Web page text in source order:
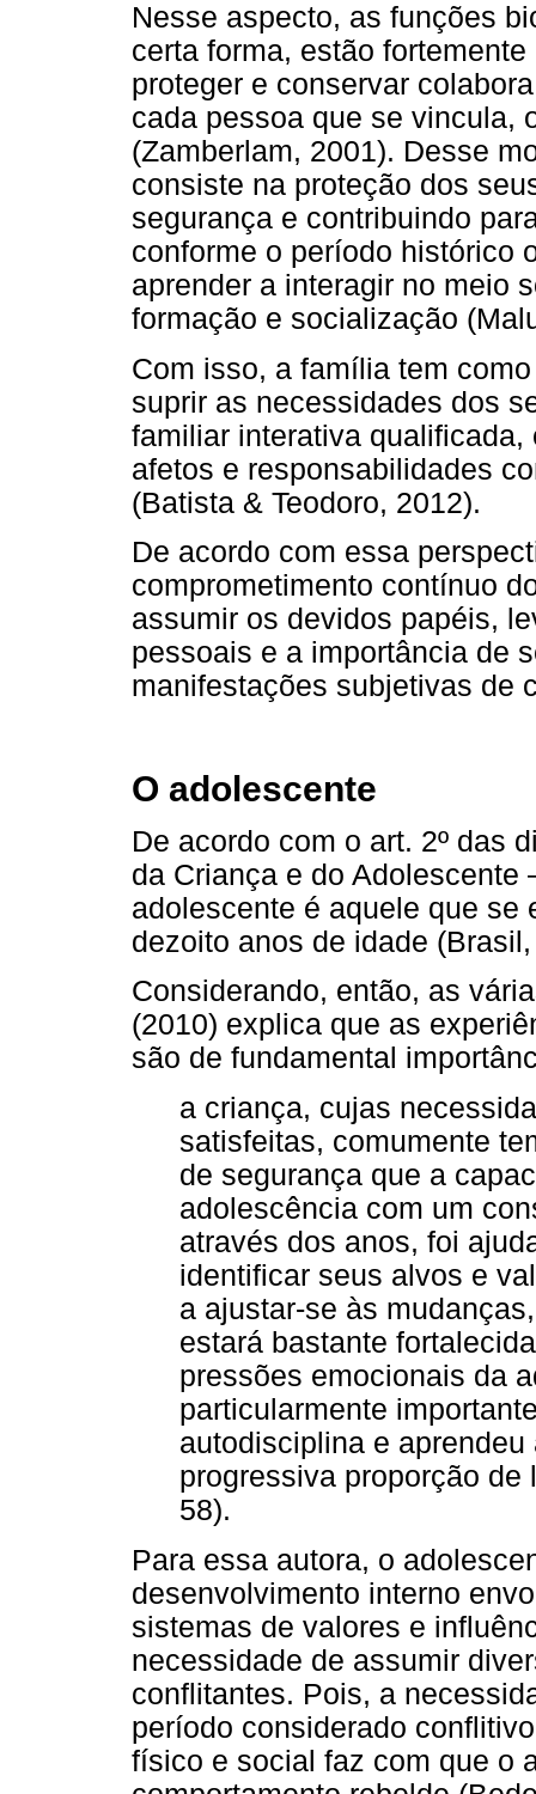
Nesse aspecto, as funções
certa forma, estão
proteger e conservar
cada pessoa que se vincula,
(Zamberlam, 2001). Desse
consiste na proteção dos
segurança e contribuindo
conforme o período histórico
aprender a interagir no meio
formação e socialização
Com isso, a família tem
suprir as necessidades dos
familiar interativa
afetos e responsabilidades
(Batista & Teodoro, 2012).
De acordo com essa
comprometimento contínuo
assumir os devidos papéis,
pessoais e a importância de
manifestações subjetivas de
O adolescente
De acordo com o art. 2º das
da Criança e do Adolescente
adolescente é aquele que se
dezoito anos de idade
Considerando, então, as
(2010) explica que as
são de fundamental
a criança, cujas
satisfeitas, comumente
de segurança que a
adolescência com um
através dos anos, foi
identificar seus alvos e
a ajustar-se às
estará bastante
pressões emocionais da
particularmente
autodisciplina e
progressiva proporção
58).
Para essa autora, o
desenvolvimento interno
sistemas de valores e
necessidade de assumir
conflitantes. Pois, a
período considerado
físico e social faz com que o